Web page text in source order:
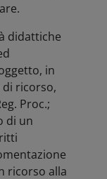
didattiche
in
ricorso,
Proc.;
di un
ricorso alla